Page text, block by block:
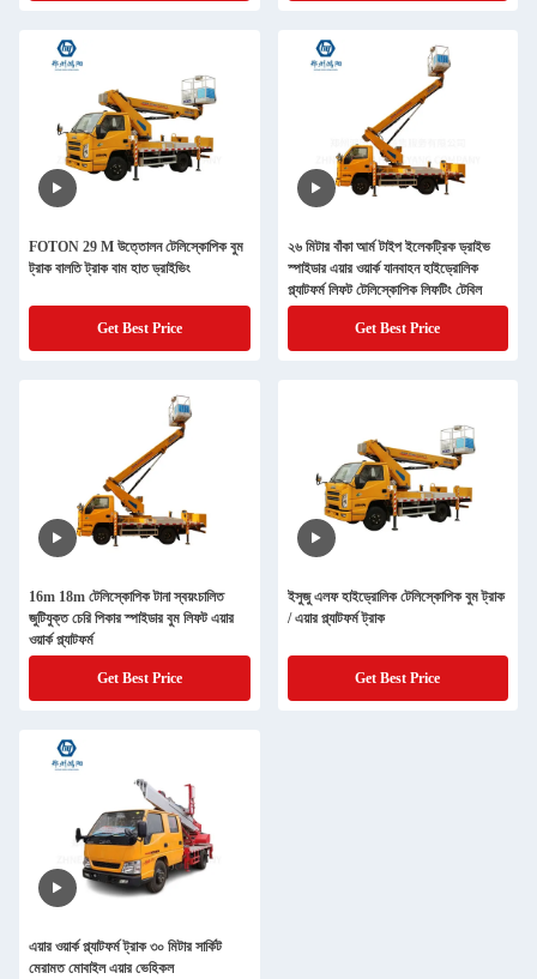
FOTON 29 M উত্তোলন টেলিস্কোপিক বুম
ট্রাক বালতি ট্রাক বাম হাত ড্রাইভিং
Get Best Price
২৬ মিটার বাঁকা আর্ম টাইপ ইলেকট্রিক ড্রাইভ
স্পাইডার এয়ার ওয়ার্ক যানবাহন হাইড্রোলিক
প্ল্যাটফর্ম লিফট টেলিস্কোপিক লিফটিং টেবিল
Get Best Price
16m 18m টেলিস্কোপিক টানা স্বয়ংচালিত
জুটিযুক্ত চেরি পিকার স্পাইডার বুম লিফট এয়ার
ওয়ার্ক প্ল্যাটফর্ম
Get Best Price
ইসুজু এলফ হাইড্রোলিক টেলিস্কোপিক বুম ট্রাক
/ এয়ার প্ল্যাটফর্ম ট্রাক
Get Best Price
এয়ার ওয়ার্ক প্ল্যাটফর্ম ট্রাক ৩০ মিটার সার্কিট
মেরামত মোবাইল এয়ার ভেহিকল